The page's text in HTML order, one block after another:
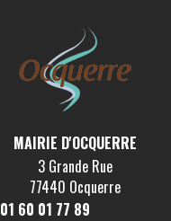
MAIRIE D'OCQUERRE
3 Grande Rue
77440 Ocquerre
01 60 01 77 89